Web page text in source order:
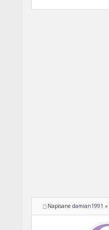
Napisane damian1991 »